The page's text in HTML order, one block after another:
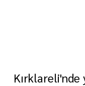
Kırklareli'nde